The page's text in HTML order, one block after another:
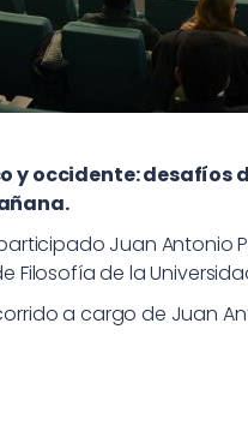
y occidente: desafíos
Juan Antonio
Filosofía de la
a cargo de Juan